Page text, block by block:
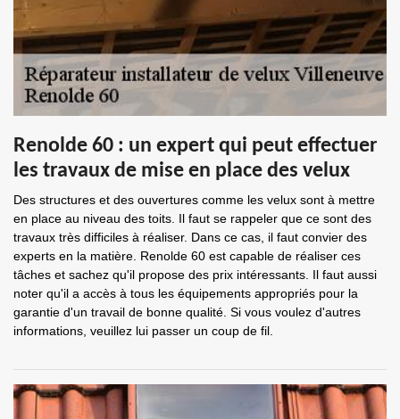
Renolde 60 : un expert qui peut effectuer
les travaux de mise en place des velux
Des structures et des ouvertures comme les velux sont à mettre
en place au niveau des toits. Il faut se rappeler que ce sont des
travaux très difficiles à réaliser. Dans ce cas, il faut convier des
experts en la matière. Renolde 60 est capable de réaliser ces
tâches et sachez qu'il propose des prix intéressants. Il faut aussi
noter qu'il a accès à tous les équipements appropriés pour la
garantie d'un travail de bonne qualité. Si vous voulez d'autres
informations, veuillez lui passer un coup de fil.